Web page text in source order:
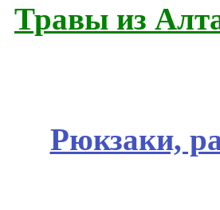
Травы из
Рюкзаки,